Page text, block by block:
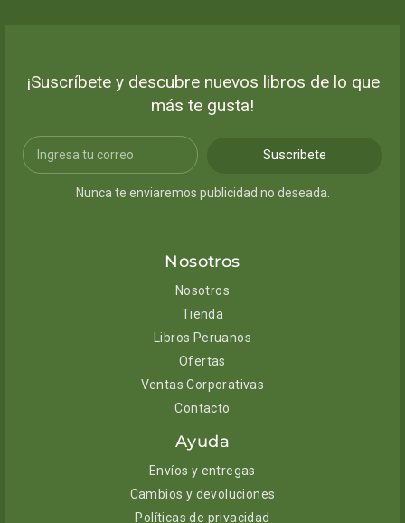
¡Suscríbete y descubre nuevos libros de lo que
más te gusta!
Suscribete
Nunca te enviaremos publicidad no deseada.
Nosotros
Nosotros
Tienda
Libros Peruanos
Ofertas
Ventas Corporativas
Contacto
Ayuda
Envíos y entregas
Cambios y devoluciones
Políticas de privacidad